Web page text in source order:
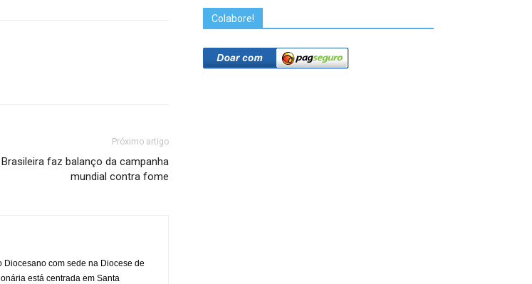
Próximo artigo
faz balanço da campanha
mundial contra fome
Diocesano com sede na Diocese de
está centrada em Santa
Colabore!